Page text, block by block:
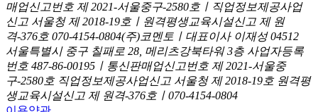
매업신고번호 제 2021-서울중구-2580호ㅣ직업정보제공사업
신고 서울청 제 2018-19호ㅣ원격평생교육시설신고 제 원
격-376호 070-4154-0804(주)코멘토ㅣ대표이사 이재성 04512
서울특별시 중구 칠패로 28, 메리츠강북타워 3층 사업자등록
번호 487-86-00195ㅣ통신판매업신고번호 제 2021-서울중
구-2580호 직업정보제공사업신고 서울청 제 2018-19호 원격평
생교육시설신고 제 원격-376호ㅣ070-4154-0804